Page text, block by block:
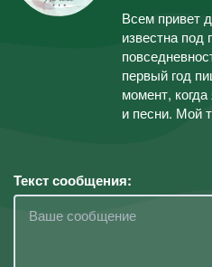
Всем привет
известна под
первый год
момент,
и песни. Мой
Текст сообщения: